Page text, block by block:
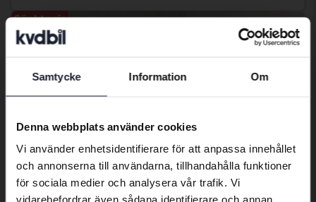
Samtycke Information Om
Denna webbplats använder cookies
Vi använder enhetsidentifierare för att anpassa innehållet
och annonserna till användarna, tillhandahålla funktioner
för sociala medier och analysera vår trafik. Vi
vidarebefordrar även sådana identifierare och annan
Sänkt pris
Preferred language
We have detected that your browser
Swedish. To better service our friends
abroad we have an English language
site (kvdcars.com) that contains all the